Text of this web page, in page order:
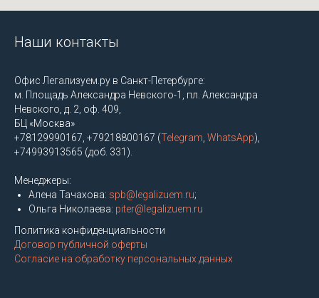
Наши контакты
Офис Легализуем.ру в Санкт-Петербурге:
м. Площадь Александра Невского-1, пл. Александра
Невского, д. 2, оф. 409,
БЦ «Москва»
+78129990167, +79218800167 (Telegram, WhatsApp),
+74993913565 (доб. 331).
Менеджеры:
Алена Тачахова: spb@legalizuem.ru;
Ольга Николаева: piter@legalizuem.ru
Политика конфиденциальности
Договор публичной оферты
Согласие на обработку персональных данных